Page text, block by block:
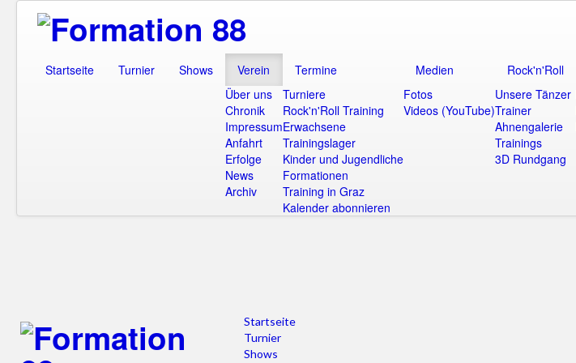
Startseite Turnier Shows
Verein
Über uns
Chronik
Impressum
Anfahrt
Erfolge
News
Archiv
Termine
Turniere
Rock'n'Roll Training
Erwachsene
Trainingslager
Kinder und Jugendliche
Formationen
Training in Graz
Kalender abonnieren
Medien
Fotos
Videos (YouTube)
Rock'n'Roll
Unsere Tänzer
Trainer
Ahnengalerie
Trainings
3D Rundgang
Startseite
Turnier
Shows